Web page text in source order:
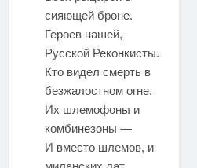
сияющей броне.
Героев нашей,
Русской Реконкисты.
Кто видел смерть в
безжалостном огне.
Их шлемофоны и
комбинезоны —
И вместо шлемов, и